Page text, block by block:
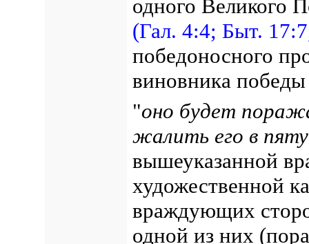
одного Великого
(Гал. 4:4; Быт.
победоносного
виновника
"оно будет
жалить его в пяту
вышеуказанной
художественной
враждующих
одной из них